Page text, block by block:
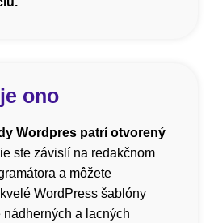
ono
Wordpres patrí otvorený
ste závislí na redakčnom
a môžete
WordPress šablóny
a lacných